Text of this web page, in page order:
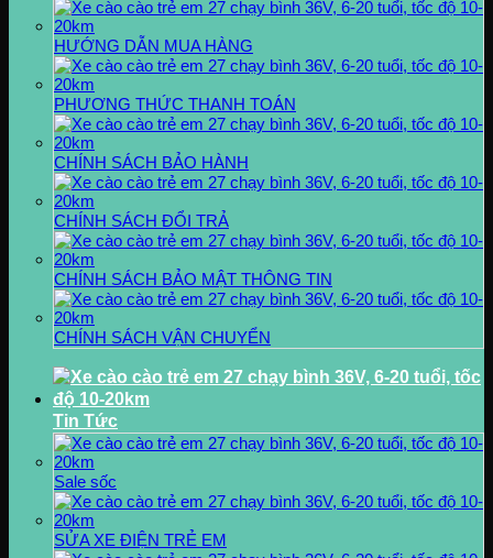
HƯỚNG DẪN MUA HÀNG
PHƯƠNG THỨC THANH TOÁN
CHÍNH SÁCH BẢO HÀNH
CHÍNH SÁCH ĐỔI TRẢ
CHÍNH SÁCH BẢO MẬT THÔNG TIN
CHÍNH SÁCH VẬN CHUYỂN
Tin Tức
Sale sốc
SỬA XE ĐIỆN TRẺ EM